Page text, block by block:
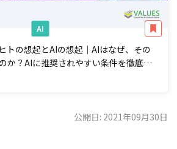
AI
トの想起とAIの想起｜AIはなぜ、その
か？AIに推奨されやすい条件を徹底解
公開日: 2021年09月30日